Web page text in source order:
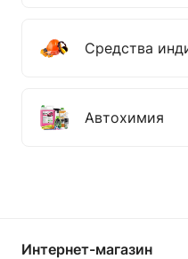
Средства
Автохимия
Интернет-магазин